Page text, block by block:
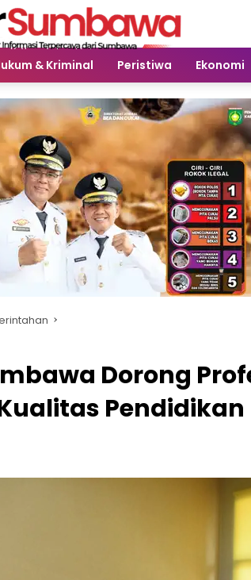
& Kriminal Peristiwa Ekonomi
Dorong
Pendidikan